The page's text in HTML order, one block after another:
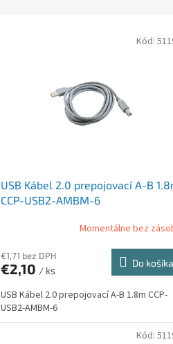
USB Kábel 2.0 prepojovací A-B
CCP-USB2-AMBM-6
Momentálne bez
€1,71 bez DPH
€2,10 / ks
Do košíka
USB Kábel 2.0 prepojovací A-B 1.8m CCP-
USB2-AMBM-6
Kód:
Kód: